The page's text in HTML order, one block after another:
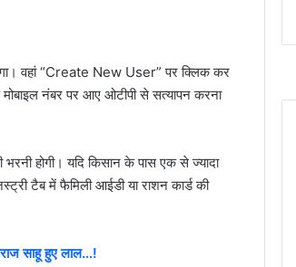
वहां “Create New User” पर क्लिक कर
नंबर पर आए ओटीपी से सत्यापन करना
होगी। यदि किसान के पास एक से ज्यादा
टैब में फैमिली आईडी या राशन कार्ड की
साहू हुए लाल…!